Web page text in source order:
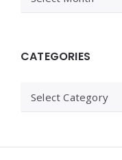
CATEGORIES